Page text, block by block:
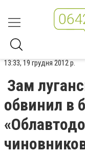
13:33, 19 грудня 2012 р.
Зам
обвинил в